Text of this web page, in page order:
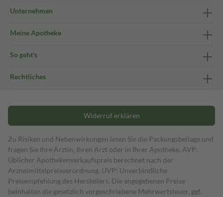
Unternehmen
Meine Apotheke
So geht's
Rechtliches
Widerruf erklären
Zu Risiken und Nebenwirkungen lesen Sie die Packungsbeilage und
fragen Sie Ihre Ärztin, Ihren Arzt oder in Ihrer Apotheke. AVP:
Üblicher Apothekenverkaufspreis berechnet nach der
Arzneimittelpreisverordnung. UVP: Unverbindliche
Preisempfehlung des Herstellers. Die angegebenen Preise
beinhalten die gesetzlich vorgeschriebene Mehrwertsteuer, ggf.